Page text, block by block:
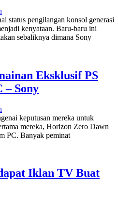
status pengilangan konsol generasi
kenyataan. Baru-baru ini
sebaliknya dimana Sony
Eksklusif PS
– Sony
keputusan mereka untuk
mereka, Horizon Zero Dawn
PC. Banyak peminat
Iklan TV Buat